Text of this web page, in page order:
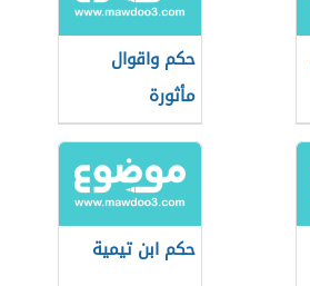
حكم واقوال
مأثورة
حكم ابن تيمية